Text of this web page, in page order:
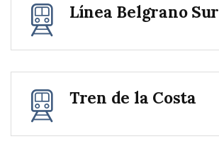
Línea Belgrano Sur
Tren de la Costa